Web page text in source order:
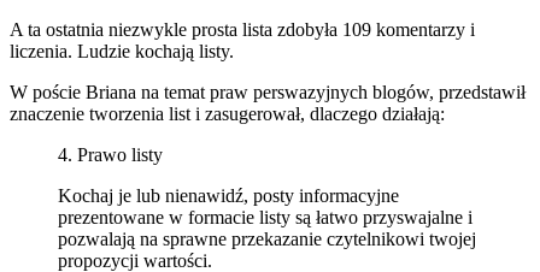
A ta ostatnia niezwykle prosta lista zdobyła 109 komentarzy i
liczenia. Ludzie kochają listy.
W poście Briana na temat praw perswazyjnych blogów, przedstawił
znaczenie tworzenia list i zasugerował, dlaczego działają:
4. Prawo listy
Kochaj je lub nienawidź, posty informacyjne
prezentowane w formacie listy są łatwo przyswajalne i
pozwalają na sprawne przekazanie czytelnikowi twojej
propozycji wartości.